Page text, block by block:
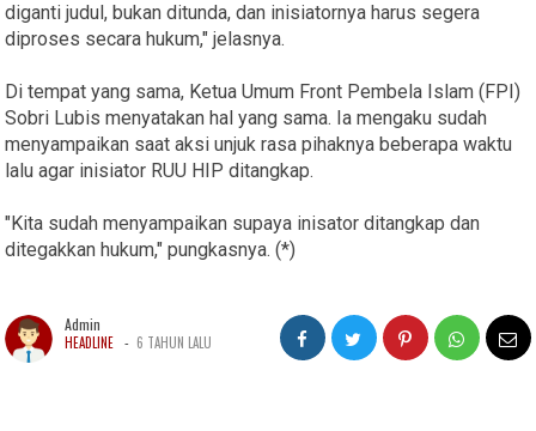
diganti judul, bukan ditunda, dan inisiatornya harus segera
diproses secara hukum," jelasnya.
Di tempat yang sama, Ketua Umum Front Pembela Islam (FPI)
Sobri Lubis menyatakan hal yang sama. Ia mengaku sudah
menyampaikan saat aksi unjuk rasa pihaknya beberapa waktu
lalu agar inisiator RUU HIP ditangkap.
"Kita sudah menyampaikan supaya inisator ditangkap dan
ditegakkan hukum," pungkasnya. (*)
Admin
HEADLINE - 6 TAHUN LALU